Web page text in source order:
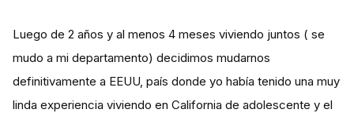
Luego de 2 años y al menos 4 meses viviendo juntos ( se
mudo a mi departamento) decidimos mudarnos
definitivamente a EEUU, país donde yo había tenido una muy
linda experiencia viviendo en California de adolescente y el